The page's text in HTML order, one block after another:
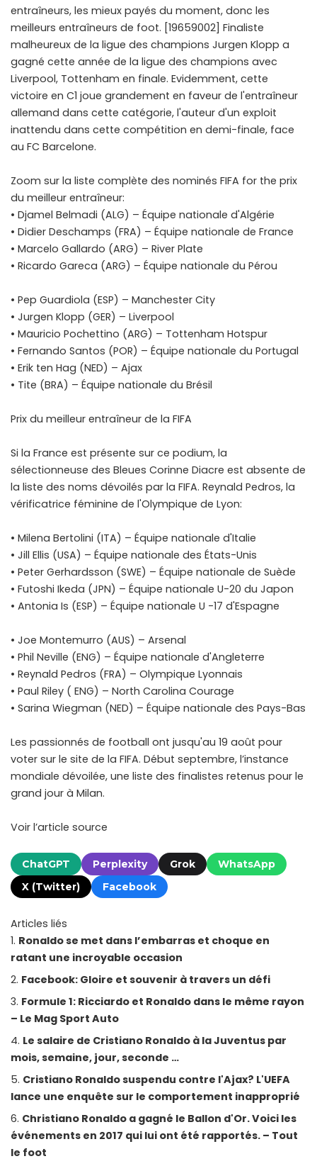
entraîneurs, les mieux payés du moment, donc les
meilleurs entraîneurs de foot. [19659002] Finaliste
malheureux de la ligue des champions Jurgen Klopp a
gagné cette année de la ligue des champions avec
Liverpool, Tottenham en finale. Evidemment, cette
victoire en C1 joue grandement en faveur de l'entraîneur
allemand dans cette catégorie, l'auteur d'un exploit
inattendu dans cette compétition en demi-finale, face
au FC Barcelone.
Zoom sur la liste complète des nominés FIFA for the prix
du meilleur entraîneur:
• Djamel Belmadi (ALG) – Équipe nationale d'Algérie
• Didier Deschamps (FRA) – Équipe nationale de France
• Marcelo Gallardo (ARG) – River Plate
• Ricardo Gareca (ARG) – Équipe nationale du Pérou
• Pep Guardiola (ESP) – Manchester City
• Jurgen Klopp (GER) – Liverpool
• Mauricio Pochettino (ARG) – Tottenham Hotspur
• Fernando Santos (POR) – Équipe nationale du Portugal
• Erik ten Hag (NED) – Ajax
• Tite (BRA) – Équipe nationale du Brésil
Prix ​​du meilleur entraîneur de la FIFA
Si la France est présente sur ce podium, la
sélectionneuse des Bleues Corinne Diacre est absente de
la liste des noms dévoilés par la FIFA. Reynald Pedros, la
vérificatrice féminine de l'Olympique de Lyon:
• Milena Bertolini (ITA) – Équipe nationale d'Italie
• Jill Ellis (USA) – Équipe nationale des États-Unis
• Peter Gerhardsson (SWE) – Équipe nationale de Suède
• Futoshi Ikeda (JPN) – Équipe nationale U-20 du Japon
• Antonia Is (ESP) – Équipe nationale U -17 d'Espagne
• Joe Montemurro (AUS) – Arsenal
• Phil Neville (ENG) – Équipe nationale d'Angleterre
• Reynald Pedros (FRA) – Olympique Lyonnais
• Paul Riley ( ENG) – North Carolina Courage
• Sarina Wiegman (NED) – Équipe nationale des Pays-Bas
Les passionnés de football ont jusqu'au 19 août pour
voter sur le site de la FIFA. Début septembre, l’instance
mondiale dévoilée, une liste des finalistes retenus pour le
grand jour à Milan.
Voir l’article source
ChatGPT Perplexity Grok
WhatsApp
X (Twitter)
Facebook
Articles liés
Ronaldo se met dans l’embarras et choque en
ratant une incroyable occasion
Facebook: Gloire et souvenir à travers un défi
Formule 1: Ricciardo et Ronaldo dans le même rayon
– Le Mag Sport Auto
Le salaire de Cristiano Ronaldo à la Juventus par
mois, semaine, jour, seconde …
Cristiano Ronaldo suspendu contre l'Ajax? L'UEFA
lance une enquête sur le comportement inapproprié
Christiano Ronaldo a gagné le Ballon d'Or. Voici les
événements en 2017 qui lui ont été rapportés. – Tout
le foot